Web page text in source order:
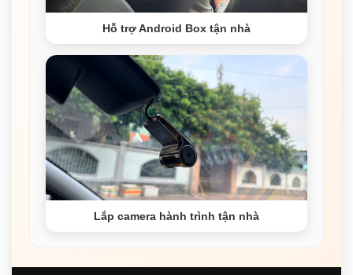
Hỗ trợ Android Box tận nhà
Lắp camera hành trình tận nhà